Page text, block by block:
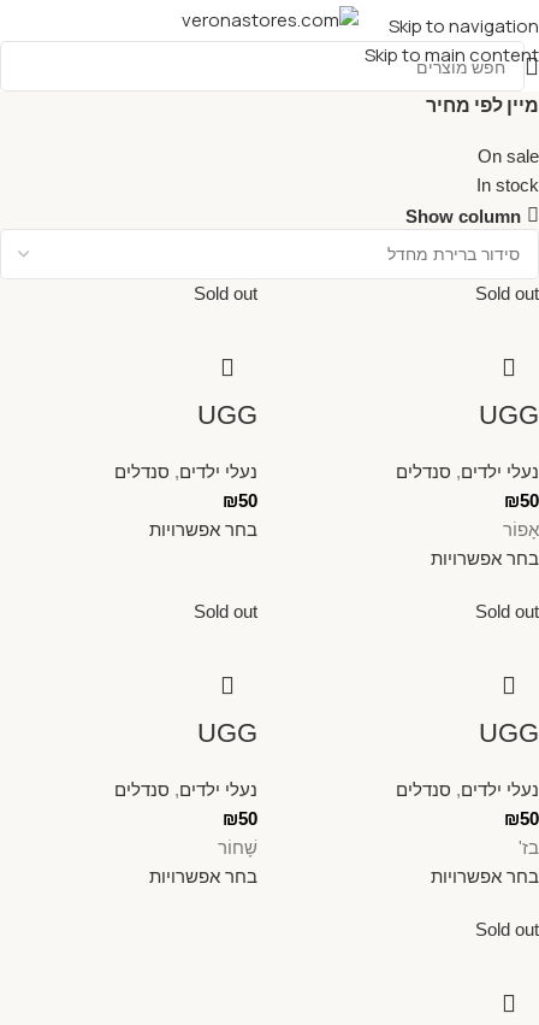
Skip to navigation
Skip to main content
מיין לפי מחיר
On sale
In stock
Show column
Sold out
UGG
נעלי ילדים, סנדלים
₪50
אָפוֹר
בחר אפשרויות
Sold out
UGG
נעלי ילדים, סנדלים
₪50
בחר אפשרויות
Sold out
UGG
נעלי ילדים, סנדלים
₪50
בז'
בחר אפשרויות
Sold out
UGG
נעלי ילדים, סנדלים
₪50
שָׁחוֹר
בחר אפשרויות
Sold out